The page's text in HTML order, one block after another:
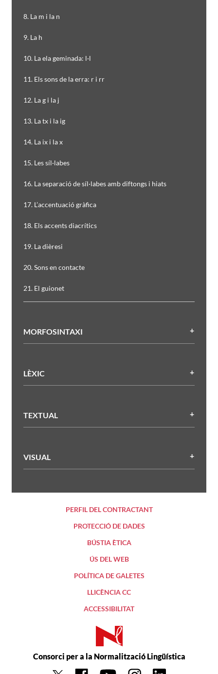
8. La m i la n
9. La h
10. La ela geminada: l·l
11. Els sons de la erra: r i rr
12. La g i la j
13. La tx i la ig
14. La ix i la x
15. Les síl·labes
16. La separació de síl·labes amb diftongs i hiats
17. L’accentuació gràfica
18. Els accents diacrítics
19. La dièresi
20. Sons en contacte
21. El guionet
MORFOSINTAXI
LÈXIC
TEXTUAL
VISUAL
PERFIL DEL CONTRACTANT
PROTECCIÓ DE DADES
BÚSTIA ÈTICA
ÚS DEL WEB
POLÍTICA DE GALETES
LLICÈNCIA CC
ACCESSIBILITAT
Consorci per a la Normalització Lingüística